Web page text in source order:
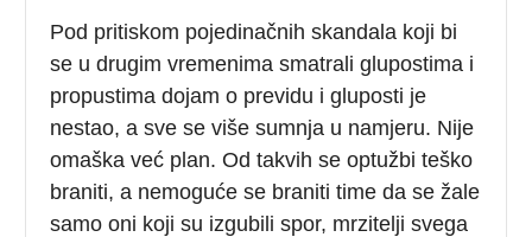
Pod pritiskom pojedinačnih skandala koji bi
se u drugim vremenima smatrali glupostima i
propustima dojam o previdu i gluposti je
nestao, a sve se više sumnja u namjeru. Nije
omaška već plan. Od takvih se optužbi teško
braniti, a nemoguće se braniti time da se žale
samo oni koji su izgubili spor, mrzitelji svega